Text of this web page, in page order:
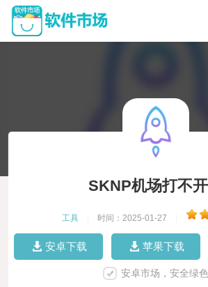
SKNP机场打不
工具 时间：2025-01-27
安卓下载 苹果下载
安卓市场，安全绿色